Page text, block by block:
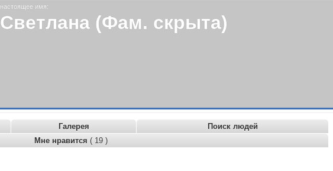
настоящее имя:
Светлана (Фам. скрыта)
Галерея
Поиск людей
Мне нравится ( 19 )